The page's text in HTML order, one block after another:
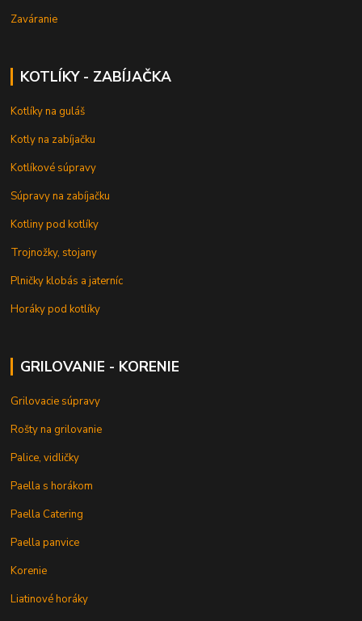
Zaváranie
KOTLÍKY - ZABÍJAČKA
Kotlíky na guláš
Kotly na zabíjačku
Kotlíkové súpravy
Súpravy na zabíjačku
Kotliny pod kotlíky
Trojnožky, stojany
Plničky klobás a jaterníc
Horáky pod kotlíky
GRILOVANIE - KORENIE
Grilovacie súpravy
Rošty na grilovanie
Palice, vidličky
Paella s horákom
Paella Catering
Paella panvice
Korenie
Liatinové horáky